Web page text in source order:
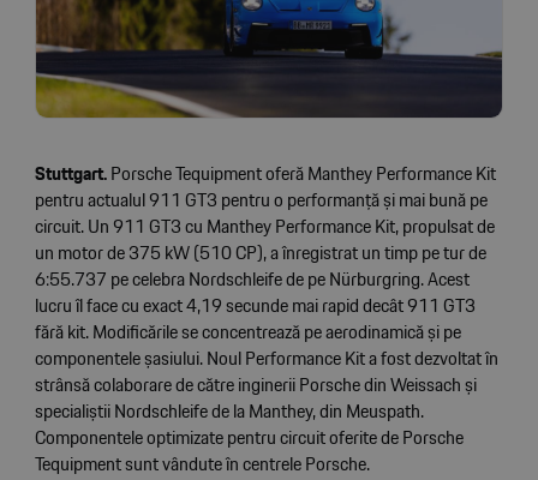
Stuttgart.Porsche Tequipment oferă Manthey Performance Kit
pentru actualul 911 GT3 pentru o performanță și mai bună pe
circuit. Un 911 GT3 cu Manthey Performance Kit, propulsat de
un motor de 375 kW (510 CP), a înregistrat un timp pe tur de
6:55.737 pe celebra Nordschleife de pe Nürburgring. Acest
lucru îl face cu exact 4,19 secunde mai rapid decât 911 GT3
fără kit. Modificările se concentrează pe aerodinamică și pe
componentele șasiului. Noul Performance Kit a fost dezvoltat în
strânsă colaborare de către inginerii Porsche din Weissach și
specialiștii Nordschleife de la Manthey, din Meuspath.
Componentele optimizate pentru circuit oferite de Porsche
Tequipment sunt vândute în centrele Porsche.